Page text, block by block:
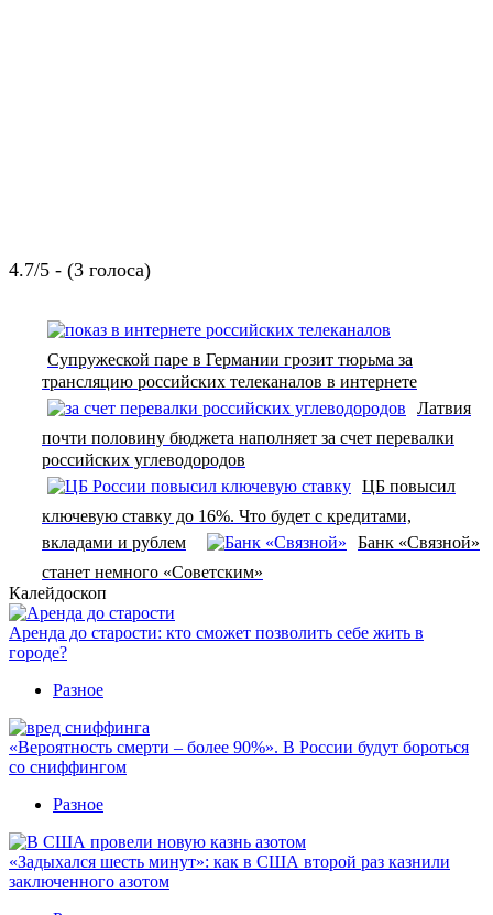
4.7/5 - (3 голоса)
Супружеской паре в Германии грозит тюрьма за
трансляцию российских телеканалов в интернете
Латвия
почти половину бюджета наполняет за счет перевалки
российских углеводородов
ЦБ повысил
ключевую ставку до 16%. Что будет с кредитами,
вкладами и рублем
Банк «Связной»
станет немного «Советским»
Калейдоскоп
Аренда до старости: кто сможет позволить себе жить в
городе?
Разное
«Вероятность смерти – более 90%». В России будут бороться
со сниффингом
Разное
«Задыхался шесть минут»: как в США второй раз казнили
заключенного азотом